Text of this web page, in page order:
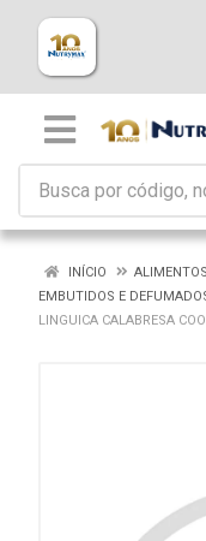
INÍCIO
EMBUTIDOS E
LINGUICA CALABRESA